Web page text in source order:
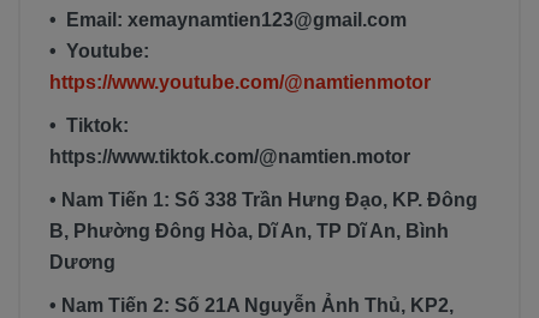
• Email: xemaynamtien123@gmail.com
• Youtube:
https://www.youtube.com/@namtienmotor
• Tiktok:
https://www.tiktok.com/@namtien.motor
• Nam Tiến 1: Số 338 Trần Hưng Đạo, KP. Đông
B, Phường Đông Hòa, Dĩ An, TP Dĩ An, Bình
Dương
• Nam Tiến 2: Số 21A Nguyễn Ảnh Thủ, KP2,